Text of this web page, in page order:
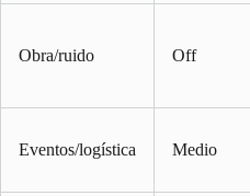
Obra/ruido Off
Eventos/logística Medio